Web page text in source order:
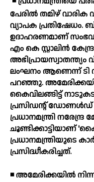
പേരില്‍ തമിഴ് വാരിക
വ്യാപക പ്രതിഷേധം.
ഉദാഹരണമാണ്
എം കെ സ്റ്റാലിന്‍
ലംഘനം ആണെന്ന് ടി
പറഞ്ഞു.
കൈവിലങ്ങിട്ട്
പ്രസിഡന്റ് ഡോണള്‍ഡ്
പ്രധാനമന്ത്രി നരേന്ദ്ര
ചൂണ്ടിക്കാട്ടിയാണ്
പ്രധാനമന്ത്രിയുടെ
പ്രസിദ്ധീകരിച്ചത്.
◾ അമേരിക്കയില്‍